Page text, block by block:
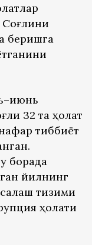
беришга
32 та ҳолат
тиббиёт
борада
йилнинг
тизими
ҳолати